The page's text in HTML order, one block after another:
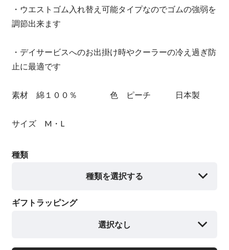
・ウエストゴム入れ替え可能タイプなのでゴムの強弱を
調節出来ます
・デイサービスへのお出掛け時やクーラーの冷え過ぎ防
止に最適です
素材 綿１００％ 色 ピーチ 日本製
サイズ M・L
種類
種類を選択する
ギフトラッピング
選択なし